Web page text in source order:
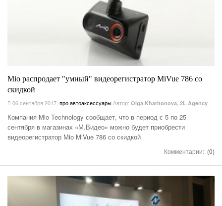
Mio распродает "умный" видеорегистратор MiVue 786 со
скидкой
06 сентября 2017 про автоаксессуарыАвтор: Olga Kharitonova, 2L Agency
Компания Mio Technology сообщает, что в период с 5 по 25
сентября в магазинах «М.Видео» можно будет приобрести
видеорегистратор Mio MiVue 786 со скидкой
Комментарии: (0)